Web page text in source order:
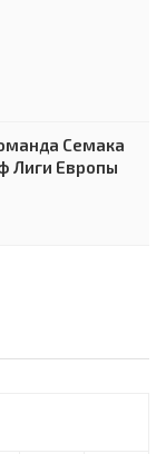
Семака
Лиги Европы